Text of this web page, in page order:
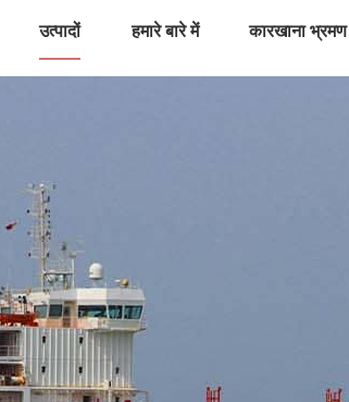
उत्पादों हमारे बारे में कारखाना भ्रमण